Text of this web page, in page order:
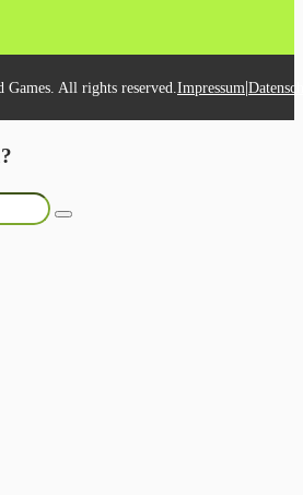
All rights reserved. Impressum|